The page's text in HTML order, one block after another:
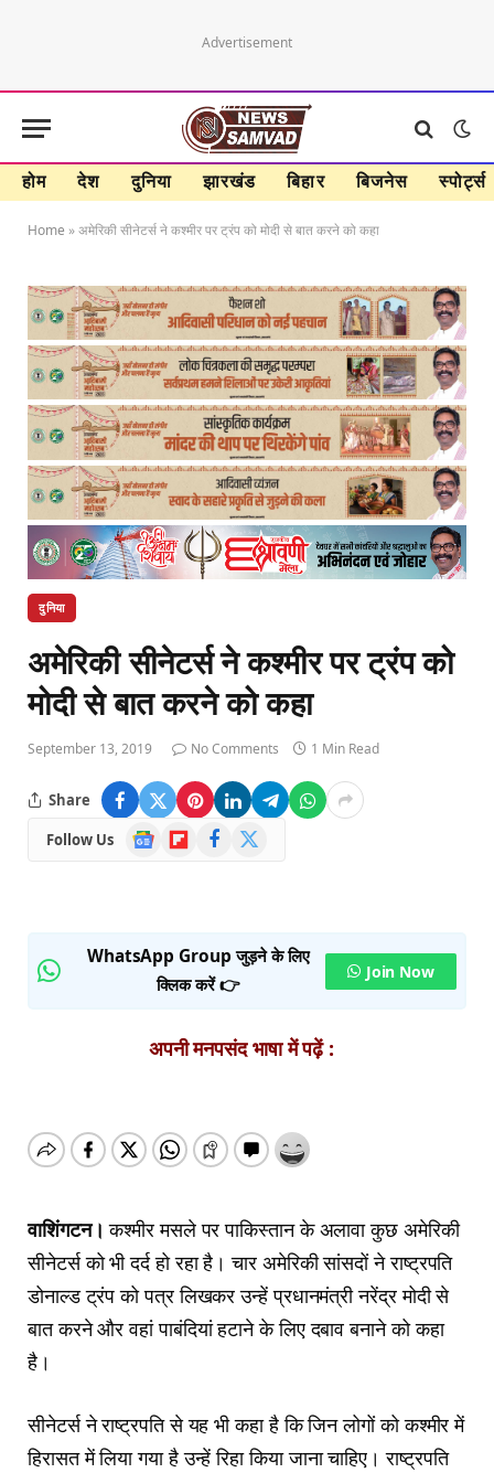
Advertisement
होम देश दुनिया झारखंड बिहार बिजनेस स्पोर्ट्स
Home »अमेरिकी सीनेटर्स ने कश्मीर पर ट्रंप को मोदी से बात करने को कहा
दुनिया
अमेरिकी सीनेटर्स ने कश्मीर पर ट्रंप को
मोदी से बात करने को कहा
September 13, 2019 No Comments 1 Min Read
Share
Follow Us
Google
News
FlipboardFacebook
WhatsApp Group जुड़ने के लिए
क्लिक करें 👉
Join Now
अपनी मनपसंद भाषा में पढ़ें :
वाशिंगटन। कश्मीर मसले पर पाकिस्तान के अलावा कुछ अमेरिकी
सीनेटर्स को भी दर्द हो रहा है। चार अमेरिकी सांसदों ने राष्ट्रपति
डोनाल्ड ट्रंप को पत्र लिखकर उन्हें प्रधानमंत्री नरेंद्र मोदी से
बात करने और वहां पाबंदियां हटाने के लिए दबाव बनाने को कहा
है।
सीनेटर्स ने राष्ट्रपति से यह भी कहा है कि जिन लोगों को कश्मीर में
हिरासत में लिया गया है उन्हें रिहा किया जाना चाहिए। राष्ट्रपति